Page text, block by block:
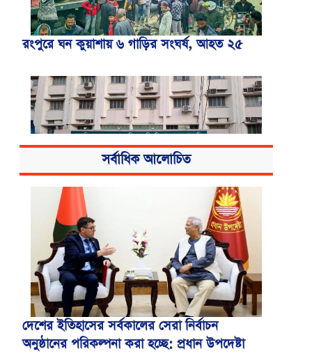
রংপুরে ঘন কুয়াশায় ৬ গাড়ির সংঘর্ষ, আহত ২৫
বিএসএমএমইউয়ের নতুন নাম বাংলাদেশ
মেডিকেল বিশ্ববিদ্যালয়
সর্বাধিক আলোচিত
দেশের ইতিহাসের সর্বকালের সেরা নির্বাচন
অনুষ্ঠানের পরিকল্পনা করা হচ্ছে: প্রধান উপদেষ্টা